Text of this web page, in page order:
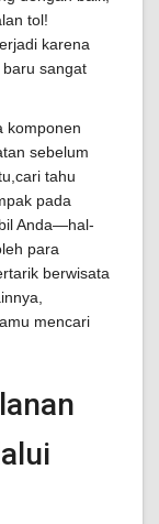
tol!
karena
sangat
komponen
sebelum
tahu
pada
Anda—hal-
para
berwisata
mencari